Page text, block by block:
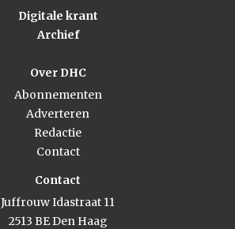
Digitale krant
Archief
Over DHC
Abonnementen
Adverteren
Redactie
Contact
Contact
Juffrouw Idastraat 11
2513 BE Den Haag